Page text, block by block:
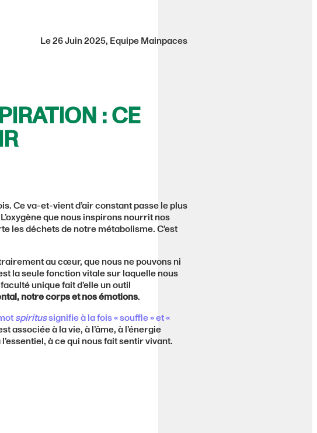
Le 26 Juin 2025, Equipe Mainpaces
: CE
Ce va-et-vient d’air constant passe le plus
que nous inspirons nourrit nos
les déchets de notre métabolisme. C’est
au cœur, que nous ne pouvons ni
la seule fonction vitale sur laquelle nous
unique fait d’elle un outil
notre corps et nos émotions.
spiritussignifie à la fois « souffle » et «
associée à la vie, à l’âme, à l’énergie
l’essentiel, à ce qui nous fait sentir vivant.